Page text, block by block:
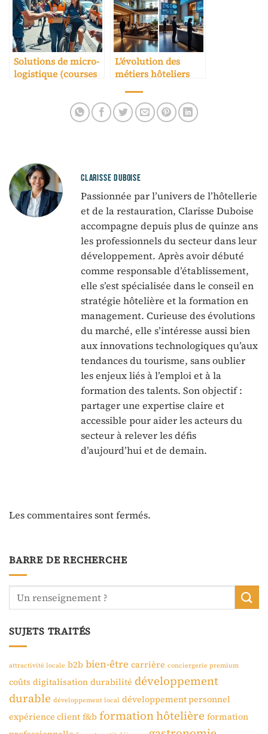
Solutions de micro-
logistique (courses
L’évolution des
métiers hôteliers
CLARISSE DUBOISE
Passionnée par l’univers de l’hôtellerie
et de la restauration, Clarisse Duboise
accompagne depuis plus de quinze ans
les professionnels du secteur dans leur
développement. Après avoir débuté
comme responsable d’établissement,
elle s’est spécialisée dans le conseil en
stratégie hôtelière et la formation en
management. Curieuse des évolutions
du marché, elle s’intéresse aussi bien
aux innovations technologiques qu’aux
tendances du tourisme, sans oublier
les enjeux liés à l’emploi et à la
formation des talents. Son objectif :
partager une expertise claire et
accessible pour aider les acteurs du
secteur à relever les défis
d’aujourd’hui et de demain.
Les commentaires sont fermés.
BARRE DE RECHERCHE
SUJETS TRAITÉS
attractivité locale b2b bien-être carrière conciergerie premium
coûts digitalisation durabilité développement
durable développement local développement personnel
expérience client f&b formation hôtelière formation